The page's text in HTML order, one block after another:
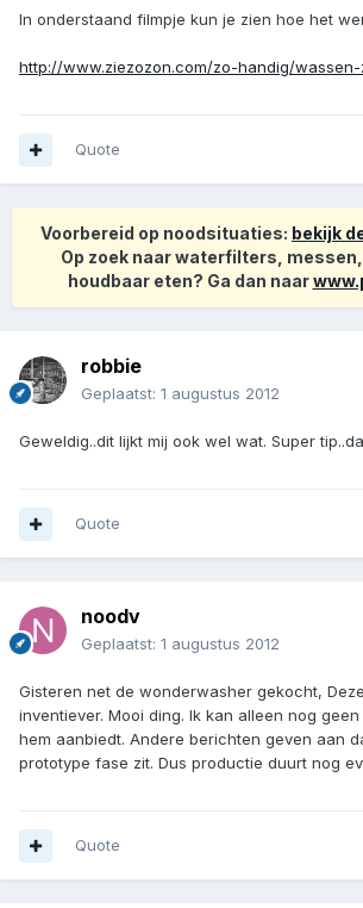
In onderstaand filmpje kun je zien hoe het
http://www.ziezozon.com/zo-handig/
Quote
Voorbereid op noodsituaties: bekijk
Op zoek naar waterfilters,
houdbaar eten? Ga dan naar
robbie
Geplaatst: 1 augustus 2012
Geweldig..dit lijkt mij ook wel wat. Super
Quote
noodv
Geplaatst: 1 augustus 2012
Gisteren net de wonderwasher gekocht,
inventiever. Mooi ding. Ik kan alleen nog
hem aanbiedt. Andere berichten geven aan
prototype fase zit. Dus productie duurt nog
Quote